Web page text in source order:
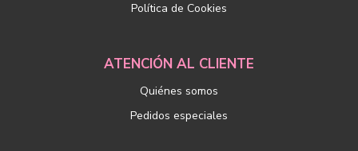
Política de Cookies
ATENCIÓN AL CLIENTE
Quiénes somos
Pedidos especiales